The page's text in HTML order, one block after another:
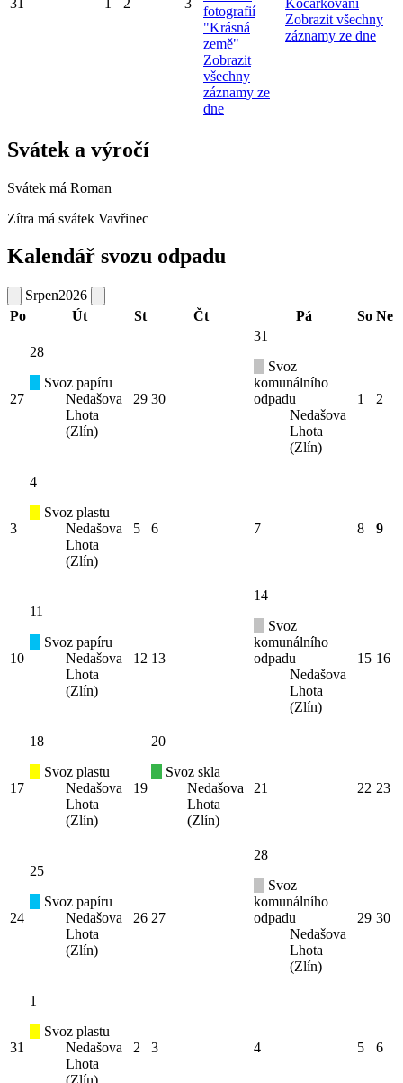
fotografií
"Krásná
země"
Zobrazit
všechny
záznamy ze
dne
Zobrazit všechny
záznamy ze dne
Svátek a výročí
Svátek má Roman
Zítra má svátek Vavřinec
Kalendář svozu odpadu
Srpen2026
Po
Út St Čt Pá So Ne
27
28
Svoz papíru
Nedašova
Lhota
(Zlín)
29 30
31
Svoz
komunálního
odpadu
Nedašova
Lhota
(Zlín)
1 2
3
4
Svoz plastu
Nedašova
Lhota
(Zlín)
5 6 7 8 9
10
11
Svoz papíru
Nedašova
Lhota
(Zlín)
12 13
14
Svoz
komunálního
odpadu
Nedašova
Lhota
(Zlín)
15 16
17
18
Svoz plastu
Nedašova
Lhota
(Zlín)
19
20
Svoz skla
Nedašova
Lhota
(Zlín)
21 22 23
24
25
Svoz papíru
Nedašova
Lhota
(Zlín)
26 27
28
Svoz
komunálního
odpadu
Nedašova
Lhota
(Zlín)
29 30
31
1
Svoz plastu
Nedašova
Lhota
2 3 4 5 6